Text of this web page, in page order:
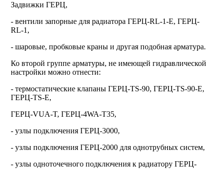
Задвижки ГЕРЦ,
- вентили запорные для радиатора ГЕРЦ-RL-1-E, ГЕРЦ-
RL-1,
- шаровые, пробковые краны и другая подобная арматура.
Ко второй группе арматуры, не имеющей гидравлической
настройки можно отнести:
- термостатические клапаны ГЕРЦ-TS-90, ГЕРЦ-TS-90-E,
ГЕРЦ-TS-E,
ГЕРЦ-VUA-T, ГЕРЦ-4WA-T35,
- узлы подключения ГЕРЦ-3000,
- узлы подключения ГЕРЦ-2000 для однотрубных систем,
- узлы одноточечного подключения к радиатору ГЕРЦ-